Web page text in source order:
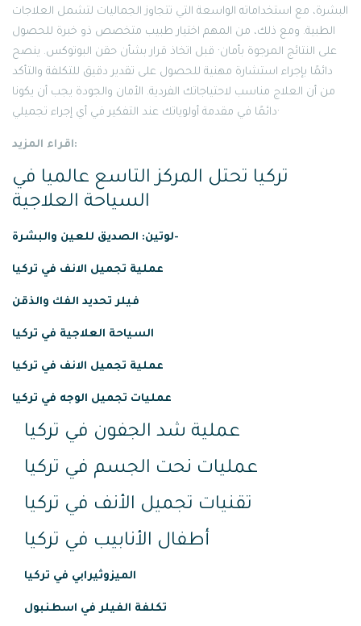
البشرة، مع استخداماته الواسعة التي تتجاوز الجماليات لتشمل العلاجات
الطبية. ومع ذلك، من المهم اختيار طبيب متخصص ذو خبرة للحصول
على النتائج المرجوة بأمان· قبل اتخاذ قرار بشأن حقن البوتوكس. ينصح
دائمًا بإجراء استشارة مهنية للحصول على تقدير دقيق للتكلفة والتأكد
من أن العلاج مناسب لاحتياجاتك الفردية. الأمان والجودة يجب أن يكونا
دائمًا في مقدمة أولوياتك عند التفكير في أي إجراء تجميلي·
اقراء المزيد:
تركيا تحتل المركز التاسع عالميا في
السياحة العلاجية
لوتين: الصديق للعين والبشرة-
عملية تجميل الانف في تركيا
فيلر تحديد الفك والذقن
السياحة العلاجية في تركيا
عملية تجميل الانف في تركيا
عمليات تجميل الوجه في تركيا
عملية شد الجفون في تركيا
عمليات نحت الجسم في تركيا
تقنيات تجميل الأنف في تركيا
أطفال الأنابيب في تركيا
الميزوثيرابي في تركيا
تكلفة الفيلر في اسطنبول